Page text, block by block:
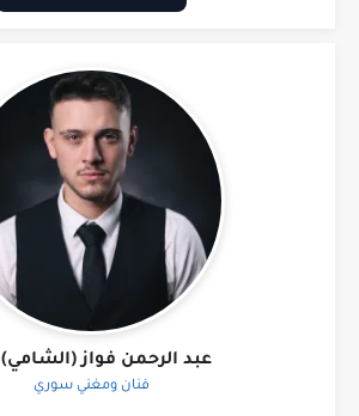
عبد الرحمن فواز (الشامي)
فنان ومغني سوري